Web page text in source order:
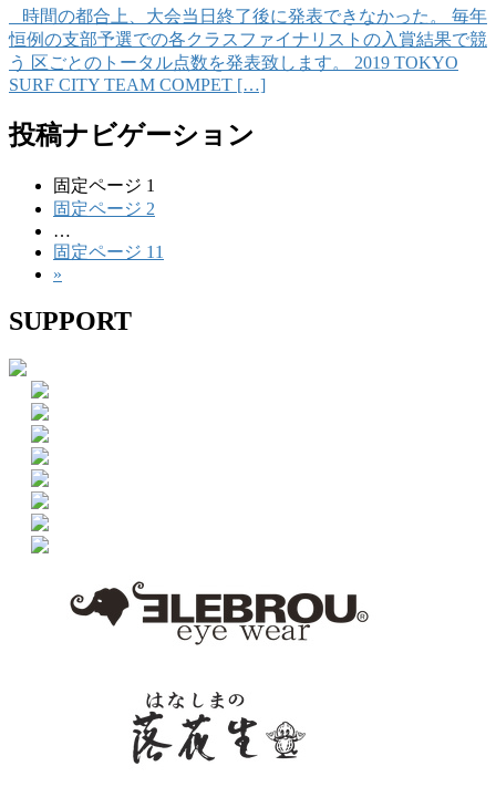
時間の都合上、大会当日終了後に発表できなかった。 毎年
恒例の支部予選での各クラスファイナリストの入賞結果で競
う 区ごとのトータル点数を発表致します。 2019 TOKYO
SURF CITY TEAM COMPET […]
投稿ナビゲーション
固定ページ 1
固定ページ 2
…
固定ページ 11
»
SUPPORT